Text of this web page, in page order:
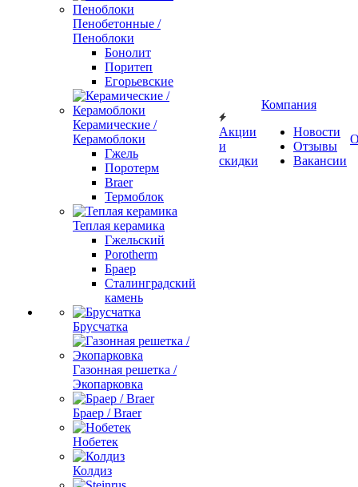
Пенобетонные /
Пеноблоки
Бонолит
Поритеп
Егорьевские
Керамические /
Керамоблоки
Гжель
Поротерм
Braer
Термоблок
Теплая керамика
Гжельский
Porotherm
Браер
Сталинградский
камень
Брусчатка
Газонная решетка /
Экопарковка
Браер / Braer
Нобетек
Колдиз
Акции
и
скидки
Компания
Новости
Отзывы
Вакансии